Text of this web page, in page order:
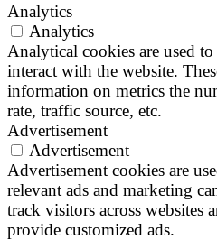
Analytics
Analytics
Analytical cookies are used
interact with the website.
information on metrics the
rate, traffic source, etc.
Advertisement
Advertisement
Advertisement cookies are
relevant ads and marketing
track visitors across websites
provide customized ads.